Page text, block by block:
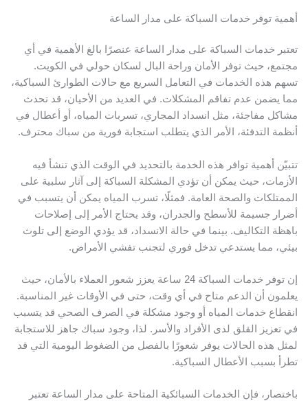
أهمية توفر خدمات السباكة على مدار الساعة
تعتبر خدمات السباكة على مدار الساعة عنصرًا بالغ الأهمية في أي
مجتمع، حيث توفر الأمان وراحة البال لسكان حولي في الكويت.
تسهم هذه الخدمات في التعامل السريع مع حالات الطوارئ السباكية،
مما يضمن عدم تفاقم المشكلات. في العديد من الأحيان، قد تحدث
مشاكل مفاجئة، مثل انسداد المجاري، تسربات المياه، أو أعطال في
أنظمة التدفئة، الأمر الذي يتطلب استجابة فورية من سباك محترف.
تتبيّن أهمية توافر هذه الخدمة بالتحديد في الوقت الذي تنشأ فيه
الأزمات، حيث يمكن أن تؤدي المشكلة السباكة إلى آثار سلبية على
الممتلكات والصحة العامة. فمثلًا، تسرب المياه يمكن أن يتسبب في
أضرار جسيمة للأسطح والجدران، وقد يحتاج الأمر إلى إصلاحات
باهظة التكاليف. بينما في حالة الانسداد، قد يؤدي الوضع إلى تلوث
بيئي، مما يستدعي تدخل فوري لتجنب تفشي الأمراض.
إن توفر خدمات السباكة 24 ساعة يعزز شعور العملاء بالأمان، حيث
يعلمون أن الدعم متاح في أي وقت، حتى في الأوقات غير المناسبة.
انقطاع خدمات المياه أو وجود مشكلة في الصرف الصحي قد يتسبب
في تعزيز القلق لدى الأفراد والأسر. لذا، وجود سباك جاهز للاستجابة
لمثل هذه الحالات يوفر شعورًا بالفصل من الضغوط اليومية التي قد
تطرأ بسبب الأعطال السباكية.
باختصار، فإن الخدمات السبائكية المتاحة على مدار الساعة تعتبر